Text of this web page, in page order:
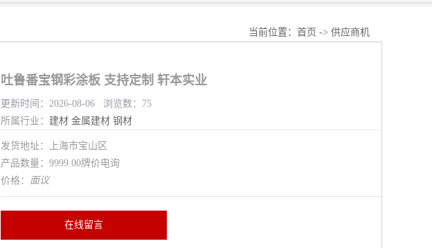
当前位置： 首页 -> 供应商机
吐鲁番宝钢彩涂板 支持定制 轩本实业
更新时间：2026-08-06 浏览数：75
所属行业： 建材 金属建材 钢材
发货地址：上海市宝山区
产品数量：9999.00牌价电询
价格： 面议
在线留言